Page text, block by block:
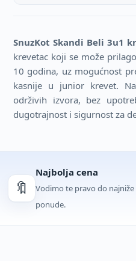
SnuzKot Skandi Beli 3u1
krevetac koji se može
10 godina, uz mogućnost
kasnije u junior krevet.
održivih izvora, bez
dugotrajnost i sigurnost za
🔖
Najbolja cena
Vodimo te pravo do najniže
ponude.